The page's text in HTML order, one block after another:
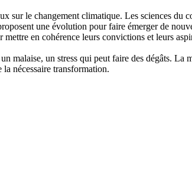
sur le changement climatique. Les sciences
une évolution pour faire émerger de
en cohérence leurs convictions et leurs
malaise, un stress qui peut faire des dégâts.
nécessaire transformation.